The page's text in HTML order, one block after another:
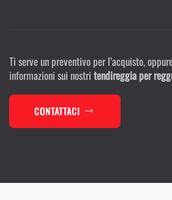
Ti serve un preventivo per l’acquisto,
informazioni sui nostri tendireggia per
CONTATTACI